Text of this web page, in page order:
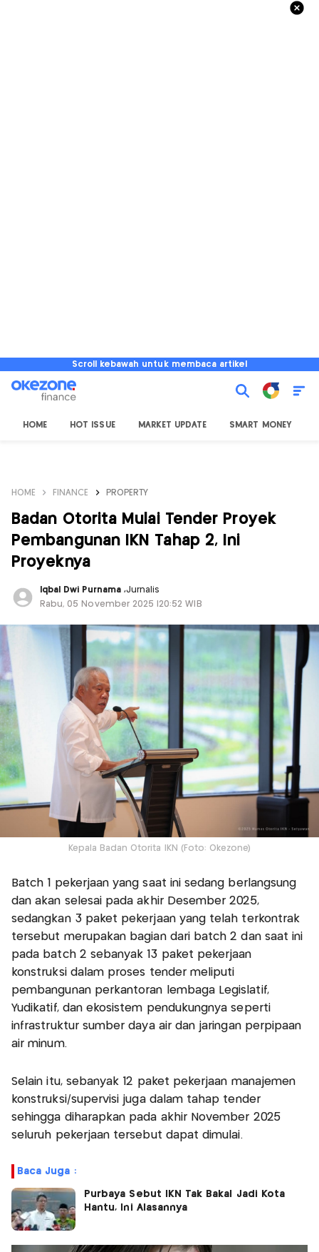
Scroll kebawah untuk membaca artikel
HOME HOT ISSUE MARKET UPDATE SMART MONEY
HOME FINANCE PROPERTY
Badan Otorita Mulai Tender Proyek
Pembangunan IKN Tahap 2, Ini
Proyeknya
Iqbal Dwi Purnama ,Jurnalis
Rabu, 05 November 2025 |20:52 WIB
Kepala Badan Otorita IKN (Foto: Okezone)
Batch 1 pekerjaan yang saat ini sedang berlangsung
dan akan selesai pada akhir Desember 2025,
sedangkan 3 paket pekerjaan yang telah terkontrak
tersebut merupakan bagian dari batch 2 dan saat ini
pada batch 2 sebanyak 13 paket pekerjaan
konstruksi dalam proses tender meliputi
pembangunan perkantoran lembaga Legislatif,
Yudikatif, dan ekosistem pendukungnya seperti
infrastruktur sumber daya air dan jaringan perpipaan
air minum.
Selain itu, sebanyak 12 paket pekerjaan manajemen
konstruksi/supervisi juga dalam tahap tender
sehingga diharapkan pada akhir November 2025
seluruh pekerjaan tersebut dapat dimulai.
Baca Juga :
Purbaya Sebut IKN Tak Bakal Jadi Kota
Hantu, Ini Alasannya